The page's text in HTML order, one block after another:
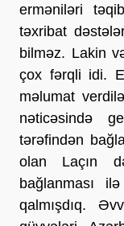
erməniləri
təxribat
bilməz. Lakin
çox fərqli idi.
məlumat
nəticəsində
tərəfindən
olan Laçın
bağlanması
qalmışdıq.